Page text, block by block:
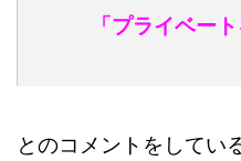
「プライベー
とのコメントをしてい